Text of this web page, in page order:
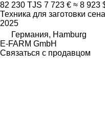
82 230 TJS 7 723 € ≈ 8 923
Техника для заготовки
2025
Германия, Hamburg
E-FARM GmbH
Связаться с продавцом